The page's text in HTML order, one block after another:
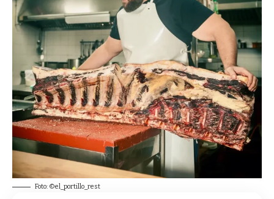
Foto: ©el_portillo_rest